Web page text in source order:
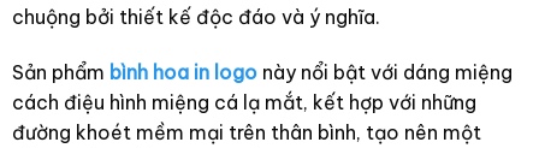
chuộng bởi thiết kế độc đáo và ý nghĩa.
Sản phẩm bình hoa in logonày nổi bật với dáng miệng
cách điệu hình miệng cá lạ mắt, kết hợp với những
đường khoét mềm mại trên thân bình, tạo nên một